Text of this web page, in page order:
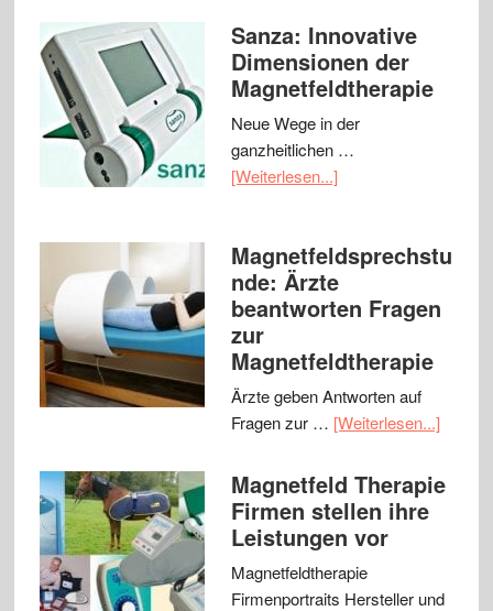
Sanza: Innovative
Dimensionen der
Magnetfeldtherapie
Neue Wege in der
ganzheitlichen …
[Weiterlesen...]
Magnetfeldsprechstu
nde: Ärzte
beantworten Fragen
zur
Magnetfeldtherapie
Ärzte geben Antworten auf
Fragen zur … [Weiterlesen...]
Magnetfeld Therapie
Firmen stellen ihre
Leistungen vor
Magnetfeldtherapie
Firmenportraits Hersteller und